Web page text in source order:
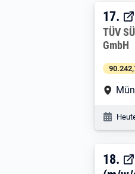
17.
17.
TÜV
GmbH
18.
18.